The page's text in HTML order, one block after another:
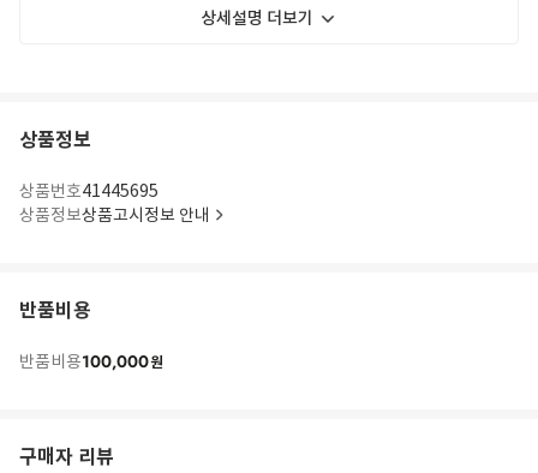
상세설명 더보기
상품정보
상품번호41445695
상품정보상품고시정보 안내
반품비용
반품비용100,000원
구매자 리뷰